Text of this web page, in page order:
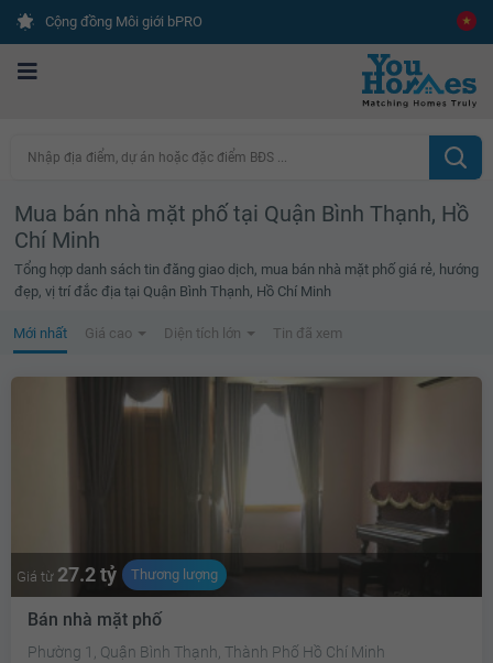
Cộng đồng Môi giới bPRO
Nhập địa điểm, dự án hoặc đặc điểm BĐS ...
Mua bán nhà mặt phố tại Quận Bình Thạnh, Hồ
Chí Minh
Tổng hợp danh sách tin đăng giao dịch, mua bán nhà mặt phố giá rẻ, hướng
đẹp, vị trí đắc địa tại Quận Bình Thạnh, Hồ Chí Minh
Mới nhất Giá cao Diện tích lớn Tin đã xem
Giá từ 27.2 tỷ Thương lượng
Bán nhà mặt phố
Phường 1, Quận Bình Thạnh, Thành Phố Hồ Chí Minh